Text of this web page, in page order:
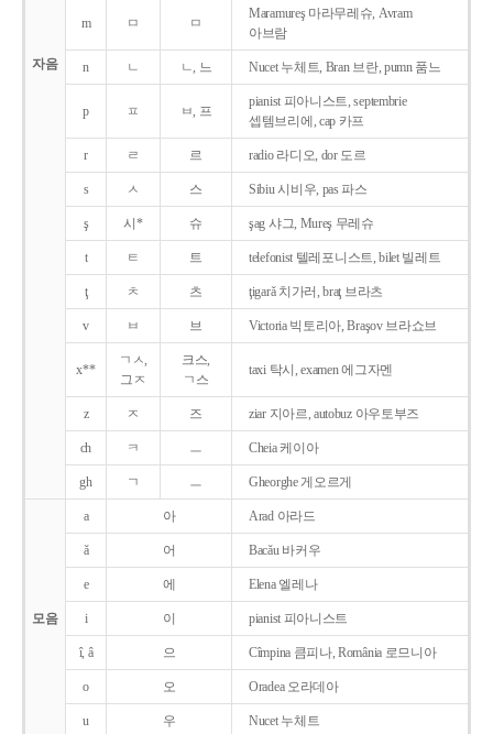
자음
m ㅁ ㅁ
Maramureş 마라무레슈, Avram
아브람
n ㄴ ㄴ, 느 Nucet 누체트, Bran 브란, pumn 품느
p ㅍ ㅂ, 프
pianist 피아니스트, septembrie
셉템브리에, cap 카프
r ㄹ 르 radio 라디오, dor 도르
s ㅅ 스 Sibiu 시비우, pas 파스
ş 시* 슈 şag 샤그, Mureş 무레슈
t ㅌ 트 telefonist 텔레포니스트, bilet 빌레트
ţ ㅊ 츠 ţigarǎ 치가러, braţ 브라츠
v ㅂ 브 Victoria 빅토리아, Braşov 브라쇼브
x**
ㄱㅅ,
그ㅈ
크스,
ㄱ스
taxi 탁시, examen 에그자멘
z ㅈ 즈 ziar 지아르, autobuz 아우토부즈
ch ㅋ ㅡ Cheia 케이아
gh ㄱ ㅡ Gheorghe 게오르게
모음
a 아 Arad 아라드
ǎ 어 Bacǎu 바커우
e 에 Elena 엘레나
i 이 pianist 피아니스트
î, â 으 Cîmpina 큼피나, România 로므니아
o 오 Oradea 오라데아
u 우 Nucet 누체트